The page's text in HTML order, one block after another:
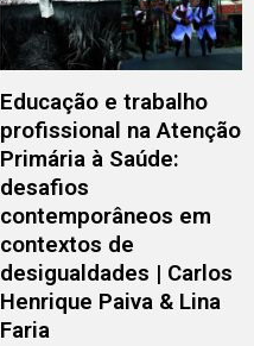
Educação e trabalho
profissional na Atenção
Primária à Saúde:
desafios
contemporâneos em
contextos de
desigualdades | Carlos
Henrique Paiva & Lina
Faria